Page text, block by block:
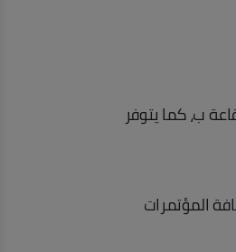
ب، كما يتوفر
المؤتمرات